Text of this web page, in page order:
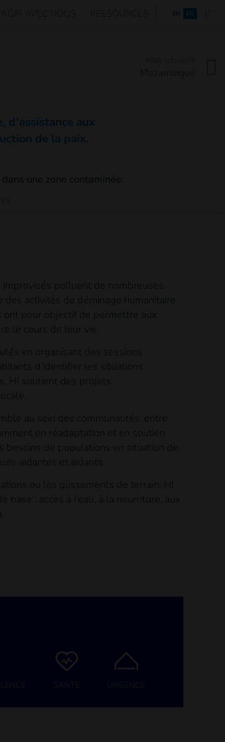
ENGLISH
EN FR
aux
de la paix.
polluent de nombreuses
activités de déminage humanitaire
ont pour objectif de permettre aux
le cours de leur vie.
en organisant des sessions
d’identifier les situations
HI soutient des projets
au sein des communautés, entre
en réadaptation et en soutien
besoins de populations en situation de
aidantes et aidants.
ou les glissements de terrain, HI
: accès à l’eau, à la nourriture, aux